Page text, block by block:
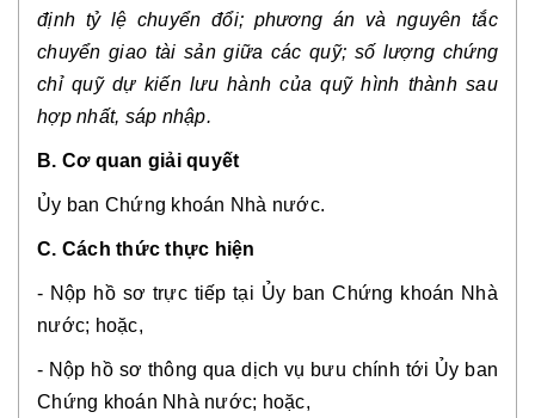
định tỷ lệ chuyển đổi; phương án và nguyên tắc
chuyển giao tài sản giữa các quỹ; số lượng chứng
chỉ quỹ dự kiến lưu hành của quỹ hình thành sau
hợp nhất, sáp nhập.
B. Cơ quan giải quyết
Ủy ban Chứng khoán Nhà nước.
C. Cách thức thực hiện
- Nộp hồ sơ trực tiếp tại Ủy ban Chứng khoán Nhà
nước; hoặc,
- Nộp hồ sơ thông qua dịch vụ bưu chính tới Ủy ban
Chứng khoán Nhà nước; hoặc,